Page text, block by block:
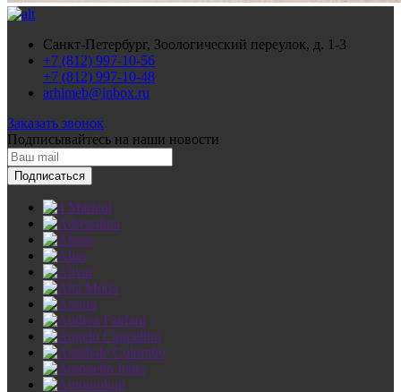
Санкт-Петербург, Зоологический переулок, д. 1-3
+7 (812) 997-10-56
+7 (812) 997-10-48
arhimeb@inbox.ru
Заказать звонок
Подписывайтесь на наши новости